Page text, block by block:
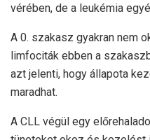
vérében, de a leukémia
A 0. szakasz gyakran nem
limfociták ebben a
azt jelenti, hogy állapota
maradhat.
A CLL végül egy